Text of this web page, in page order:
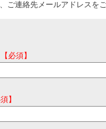
ご連絡先メールアドレスを
【必須】
】